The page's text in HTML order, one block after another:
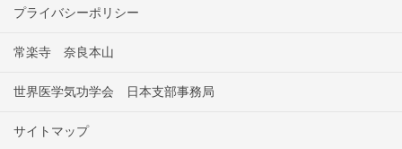
プライバシーポリシー
常楽寺 奈良本山
世界医学気功学会 日本支部事務局
サイトマップ